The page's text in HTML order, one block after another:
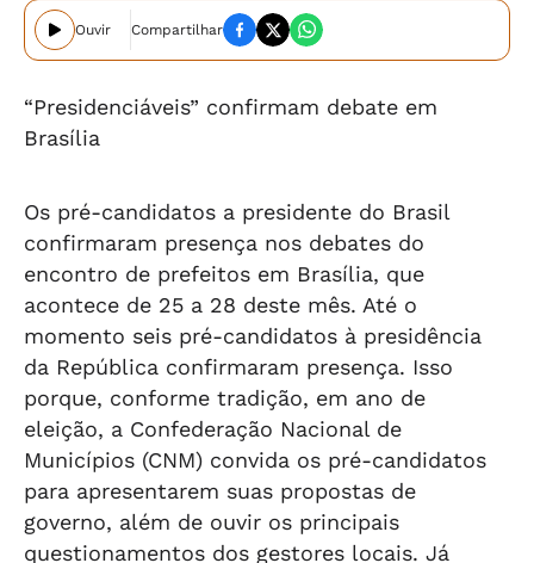
Ouvir Compartilhar
“Presidenciáveis” confirmam debate em
Brasília
Os pré-candidatos a presidente do Brasil
confirmaram presença nos debates do
encontro de prefeitos em Brasília, que
acontece de 25 a 28 deste mês. Até o
momento seis pré-candidatos à presidência
da República confirmaram presença. Isso
porque, conforme tradição, em ano de
eleição, a Confederação Nacional de
Municípios (CNM) convida os pré-candidatos
para apresentarem suas propostas de
governo, além de ouvir os principais
questionamentos dos gestores locais. Já